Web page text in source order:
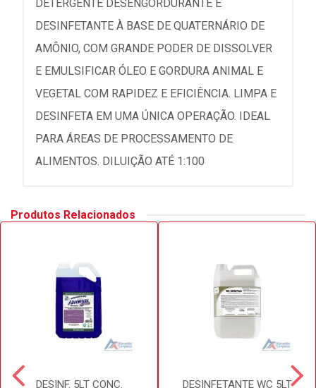
DETERGENTE DESENGORDURANTE E
DESINFETANTE À BASE DE QUATERNÁRIO DE
AMÔNIO, COM GRANDE PODER DE DISSOLVER
E EMULSIFICAR ÓLEO E GORDURA ANIMAL E
VEGETAL COM RAPIDEZ E EFICIÊNCIA. LIMPA E
DESINFETA EM UMA ÚNICA OPERAÇÃO. IDEAL
PARA ÁREAS DE PROCESSAMENTO DE
ALIMENTOS. DILUIÇÃO ATÉ 1:100
Produtos Relacionados
DESINF. 5LT CONC. DESINFETANTE WC 5LT